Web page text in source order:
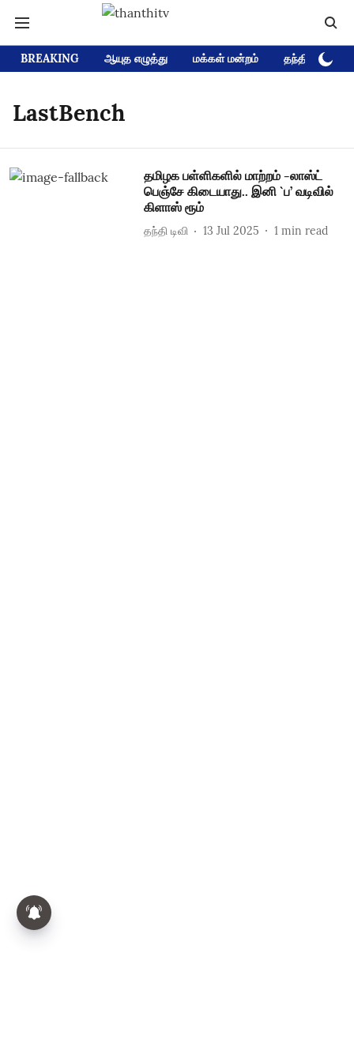
BREAKING ஆயுத எழுத்து மக்கள் மன்றம் தந்தி டிவி
LastBench
தமிழக பள்ளிகளில் மாற்றம் -லாஸ்ட்
பெஞ்சே கிடையாது.. இனி `ப’ வடிவில்
கிளாஸ் ரூம்
தந்தி டிவி 13 Jul 2025 1 min read